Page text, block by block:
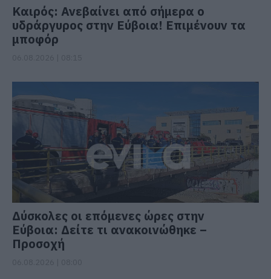
Καιρός: Ανεβαίνει από σήμερα ο
υδράργυρος στην Εύβοια! Επιμένουν τα
μποφόρ
Δύσκολες οι επόμενες ώρες στην
Εύβοια: Δείτε τι ανακοινώθηκε –
Προσοχή